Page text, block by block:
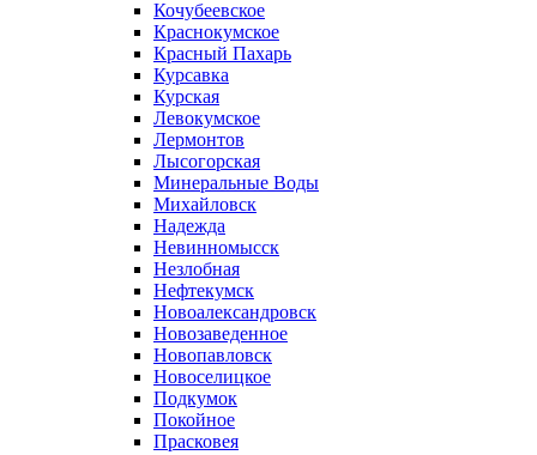
Кочубеевское
Краснокумское
Красный Пахарь
Курсавка
Курская
Левокумское
Лермонтов
Лысогорская
Минеральные Воды
Михайловск
Надежда
Невинномысск
Незлобная
Нефтекумск
Новоалександровск
Новозаведенное
Новопавловск
Новоселицкое
Подкумок
Покойное
Прасковея